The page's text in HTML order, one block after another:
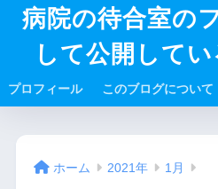
病院の待合室の
して公開して
プロフィール このブログについて
ホーム 2021年 1月